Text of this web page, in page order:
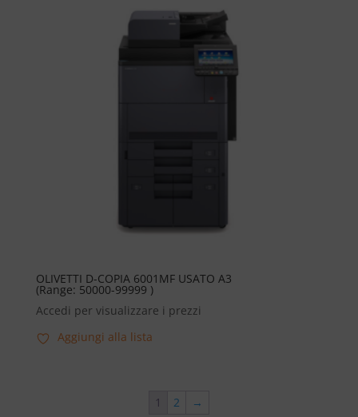
OLIVETTI D-COPIA 6001MF USATO A3
(Range: 50000-99999 )
Accedi per visualizzare i prezzi
Aggiungi alla lista
1 2 →